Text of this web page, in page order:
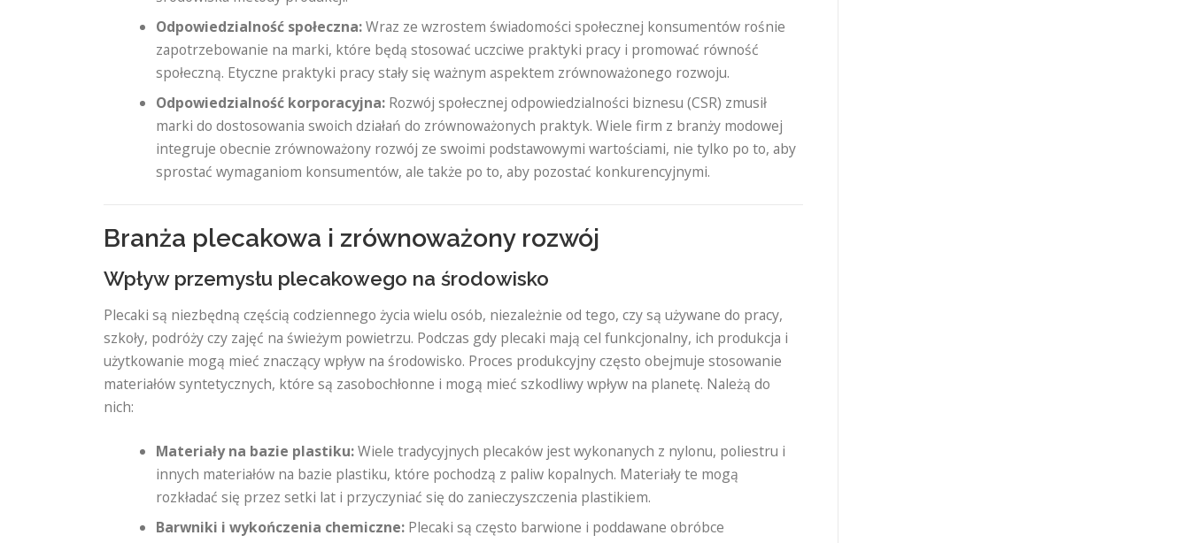
Odpowiedzialność społeczna:Wraz ze wzrostem świadomości społecznej konsumentów rośnie
zapotrzebowanie na marki, które będą stosować uczciwe praktyki pracy i promować równość
społeczną. Etyczne praktyki pracy stały się ważnym aspektem zrównoważonego rozwoju.
Odpowiedzialność korporacyjna: Rozwój społecznej odpowiedzialności biznesu (CSR) zmusił
marki do dostosowania swoich działań do zrównoważonych praktyk. Wiele firm z branży modowej
integruje obecnie zrównoważony rozwój ze swoimi podstawowymi wartościami, nie tylko po to, aby
sprostać wymaganiom konsumentów, ale także po to, aby pozostać konkurencyjnymi.
Branża plecakowa i zrównoważony rozwój
Wpływ przemysłu plecakowego na środowisko
Plecaki są niezbędną częścią codziennego życia wielu osób, niezależnie od tego, czy są używane do pracy,
szkoły, podróży czy zajęć na świeżym powietrzu. Podczas gdy plecaki mają cel funkcjonalny, ich produkcja i
użytkowanie mogą mieć znaczący wpływ na środowisko. Proces produkcyjny często obejmuje stosowanie
materiałów syntetycznych, które są zasobochłonne i mogą mieć szkodliwy wpływ na planetę. Należą do
nich:
Materiały na bazie plastiku:Wiele tradycyjnych plecaków jest wykonanych z nylonu, poliestru i
innych materiałów na bazie plastiku, które pochodzą z paliw kopalnych. Materiały te mogą
rozkładać się przez setki lat i przyczyniać się do zanieczyszczenia plastikiem.
Barwniki i wykończenia chemiczne: Plecaki są często barwione i poddawane obróbce